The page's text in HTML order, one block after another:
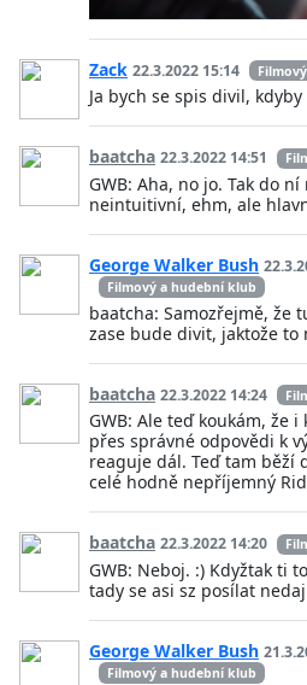
Zack 22.3.2022 15:14
Ja bych se spis divil,
baatcha 22.3.2022 14:51
GWB: Aha, no jo. Tak do
neintuitivní, ehm, ale
George Walker Bush
Filmový a hudební klub
baatcha: Samozřejmě, že
zase bude divit, jaktože to
baatcha 22.3.2022 14:24
GWB: Ale teď koukám, že
přes správné odpovědi k
reaguje dál. Teď tam běží
celé hodně nepříjemný
baatcha 22.3.2022 14:20
GWB: Neboj. :) Kdyžtak ti
tady se asi sz posílat
George Walker Bush
Filmový a hudební klub